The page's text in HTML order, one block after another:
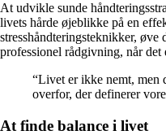
At udvikle sunde
livets hårde øjeblikke på en
stresshåndteringsteknikker,
professionel rådgivning, når det
“Livet er ikke nemt, men
overfor, der definerer
At finde balance i livet